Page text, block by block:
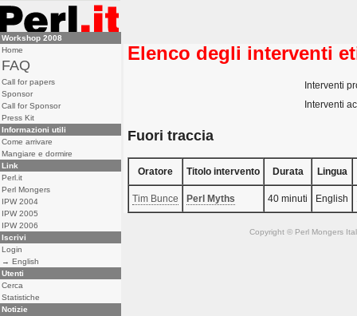
Elenco degli interventi
Interventi
Interventi
Fuori traccia
Oratore Titolo intervento Durata Lingua
Tim Bunce ‎Perl Myths‎ 40 minuti English
Copyright © Perl Mongers
Workshop 2008
Home
FAQ
Call for papers
Sponsor
Call for Sponsor
Press Kit
Informazioni utili
Come arrivare
Mangiare e dormire
Link
Perl.it
Perl Mongers
IPW 2004
IPW 2005
IPW 2006
Iscrivi
Login
→ English
Utenti
Cerca
Statistiche
Notizie